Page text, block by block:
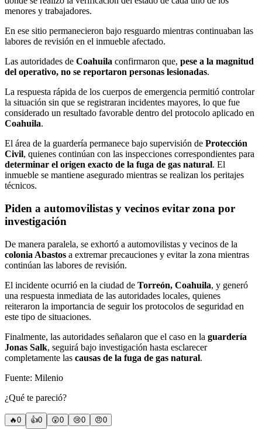
menores y trabajadores.
En ese sitio permanecieron bajo resguardo mientras continuaban las
labores de revisión en el inmueble afectado.
Las autoridades de Coahuila confirmaron que, pese a la magnitud
del operativo, no se reportaron personas lesionadas.
La respuesta rápida de los cuerpos de emergencia permitió controlar
la situación sin que se registraran incidentes mayores, lo que fue
considerado un resultado favorable dentro del protocolo aplicado en
Coahuila.
El área de la guardería permanece bajo supervisión de Protección
Civil, quienes continúan con las inspecciones correspondientes para
determinar el origen exacto de la fuga de gas natural. El
inmueble se mantiene asegurado mientras se realizan los peritajes
técnicos.
Piden a automovilistas y vecinos evitar zona por
investigación
De manera paralela, se exhortó a automovilistas y vecinos de la
colonia Abastos a extremar precauciones y evitar la zona mientras
continúan las labores de revisión.
El incidente ocurrió en la ciudad de Torreón, Coahuila, y generó
una respuesta inmediata de las autoridades locales, quienes
reiteraron la importancia de seguir los protocolos de seguridad en
este tipo de situaciones.
Finalmente, las autoridades señalaron que el caso en la guardería
Jonas Salk, seguirá bajo investigación hasta esclarecer
completamente las causas de la fuga de gas natural.
Fuente: Milenio
¿Qué te pareció?
🔥0 👍0 😲0 😢0 😠0